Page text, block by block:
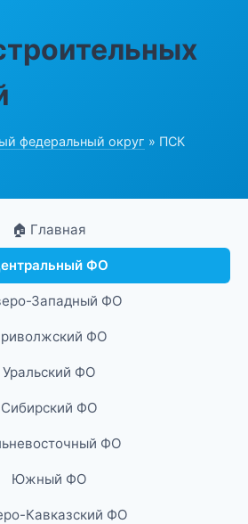
федеральный округ » ПСК
🏠 Главная
ФО
Западный ФО
ФО
Уральский ФО
Сибирский ФО
ФО
Южный ФО
Кавказский ФО